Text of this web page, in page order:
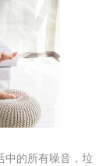
中的所有噪音，垃